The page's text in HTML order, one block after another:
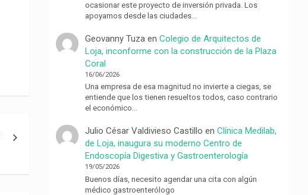
ocasionar este proyecto de inversión privada. Los
apoyamos desde las ciudades…
Geovanny Tuza enColegio de Arquitectos de
Loja, inconforme con la construcción de la Plaza
Coral
16/06/2026
Una empresa de esa magnitud no invierte a ciegas, se
entiende que los tienen resueltos todos, caso contrario
el económico…
Julio César Valdivieso Castillo enClínica Medilab,
de Loja, inaugura su moderno Centro de
Endoscopía Digestiva y Gastroenterología
19/05/2026
Buenos días, necesito agendar una cita con algún
médico gastroenterólogo